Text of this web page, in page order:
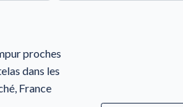
proches
dans les
France